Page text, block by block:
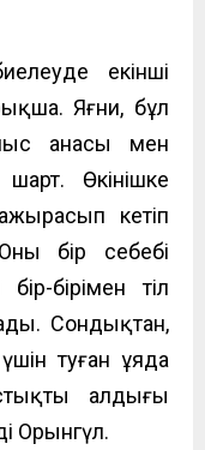
екінші
Яғни, бұл
анасы мен
Өкінішке
кетіп
бір себебі
бір-бірімен тіл
Сондықтан,
туған ұяда
алдыңғы
Орынгүл.